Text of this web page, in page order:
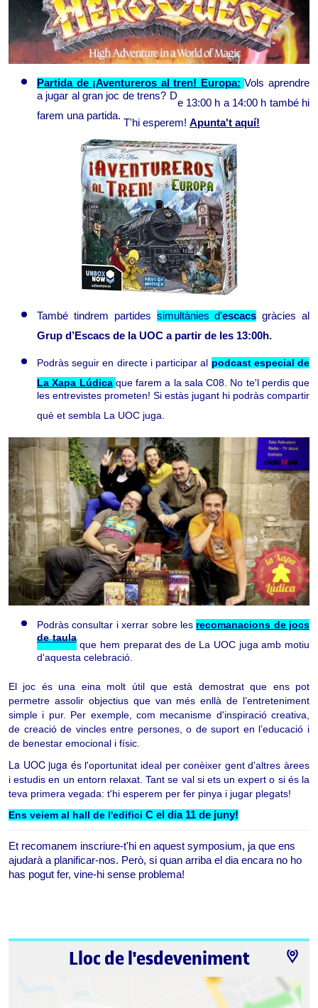
Partida de ¡Aventureros al tren! Europa: Vols aprendre
a jugar al gran joc de trens? De 13:00 h a 14:00 h també hi
farem una partida. T'hi esperem! Apunta't aquí!
També tindrem partides simultànies d’escacs
Grup d’Escacs de la UOC a partir de les 13:00h.
Podràs seguir en directe i participar al podcast especial de
La Xapa Lúdica que farem a la sala C08. No te'l perdis que
les entrevistes prometen! Si estàs jugant hi podràs compartir
què et sembla La UOC juga.
Podràs consultar i xerrar sobre les recomanacions de jocs
de taulaque hem preparat des de La UOC juga amb motiu
d'aquesta celebració.
El joc és una eina molt útil que està demostrat que ens pot
permetre assolir objectius que van més enllà de l’entreteniment
simple i pur. Per exemple, com mecanisme d'inspiració creativa,
de creació de vincles entre persones, o de suport en l’educació i
de benestar emocional i físic.
La UOC juga és l'oportunitat ideal per conèixer gent d'altres àrees
i estudis en un entorn relaxat. Tant se val si ets un expert o si és la
teva primera vegada: t'hi esperem per fer pinya i jugar plegats!
Ens veiem al hall de l'edifici C el dia 11 de juny!
Et recomanem inscriure-t'hi en aquest symposium, ja que ens
ajudarà a planificar-nos. Però, si quan arriba el dia encara no ho
has pogut fer, vine-hi sense problema!
Lloc de l'esdeveniment